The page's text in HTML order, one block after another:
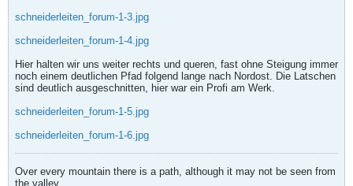
schneiderleiten_forum-1-3.jpg
schneiderleiten_forum-1-4.jpg
Hier halten wir uns weiter rechts und queren, fast ohne Steigung immer
noch einem deutlichen Pfad folgend lange nach Nordost. Die Latschen
sind deutlich ausgeschnitten, hier war ein Profi am Werk.
schneiderleiten_forum-1-5.jpg
schneiderleiten_forum-1-6.jpg
Over every mountain there is a path, although it may not be seen from
the valley.